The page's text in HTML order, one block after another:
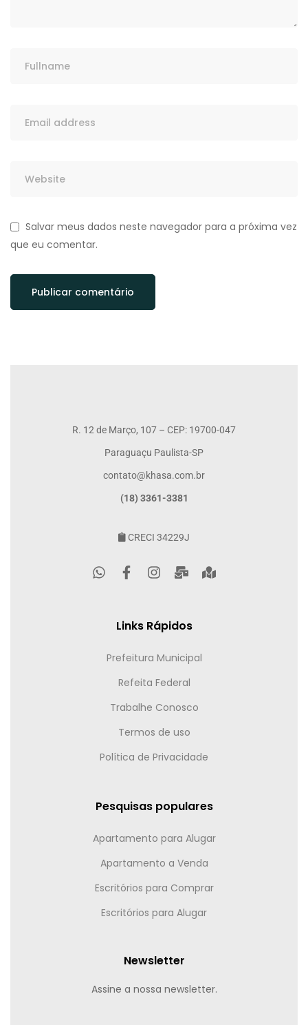
Salvar meus dados neste navegador para a próxima vez
que eu comentar.
R. 12 de Março, 107 – CEP: 19700-047
Paraguaçu Paulista-SP
contato@khasa.com.br
(18) 3361-3381
CRECI 34229J
Links Rápidos
Prefeitura Municipal
Refeita Federal
Trabalhe Conosco
Termos de uso
Política de Privacidade
Pesquisas populares
Apartamento para Alugar
Apartamento a Venda
Escritórios para Comprar
Escritórios para Alugar
Newsletter
Assine a nossa newsletter.